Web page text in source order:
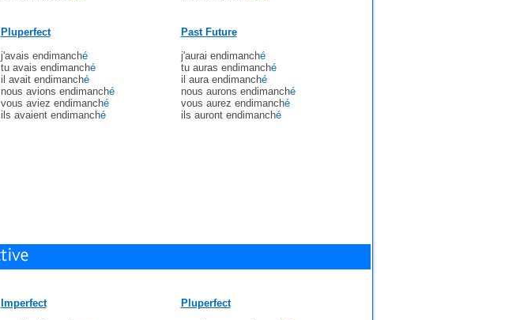
Pluperfect
j'avais endimanché
tu avais endimanché
il avait endimanché
nous avions endimanché
vous aviez endimanché
ils avaient endimanché
Past Future
j'aurai endimanché
tu auras endimanché
il aura endimanché
nous aurons endimanché
vous aurez endimanché
ils auront endimanché
Imperfect
Pluperfect